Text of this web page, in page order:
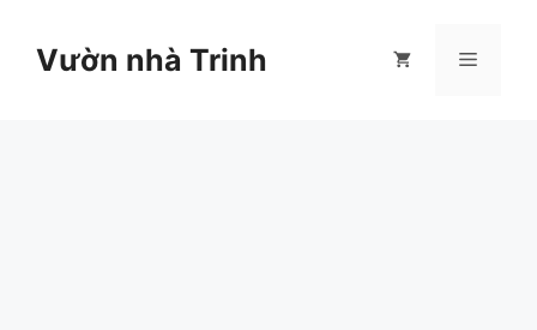
Vườn nhà Trinh Menu